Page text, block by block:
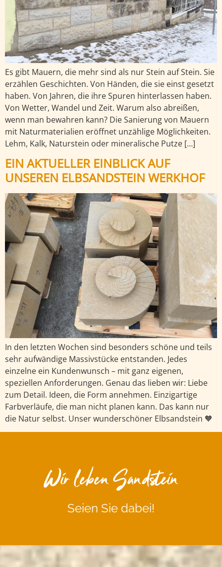
Es gibt Mauern, die mehr sind als nur Stein auf Stein. Sie
erzählen Geschichten. Von Händen, die sie einst gesetzt
haben. Von Jahren, die ihre Spuren hinterlassen haben.
Von Wetter, Wandel und Zeit. Warum also abreißen,
wenn man bewahren kann? Die Sanierung von Mauern
mit Naturmaterialien eröffnet unzählige Möglichkeiten.
Lehm, Kalk, Naturstein oder mineralische Putze […]
EIN AKTUELLER EINBLICK AUF
UNSEREN ELBSANDSTEIN WERKHOF
In den letzten Wochen sind besonders schöne und teils
sehr aufwändige Massivstücke entstanden. Jedes
einzelne ein Kundenwunsch – mit ganz eigenen,
speziellen Anforderungen. Genau das lieben wir: Liebe
zum Detail. Ideen, die Form annehmen. Einzigartige
Farbverläufe, die man nicht planen kann. Das kann nur
die Natur selbst. Unser wunderschöner Elbsandstein 🧡
Wir leben Sandstein
Seien Sie dabei!